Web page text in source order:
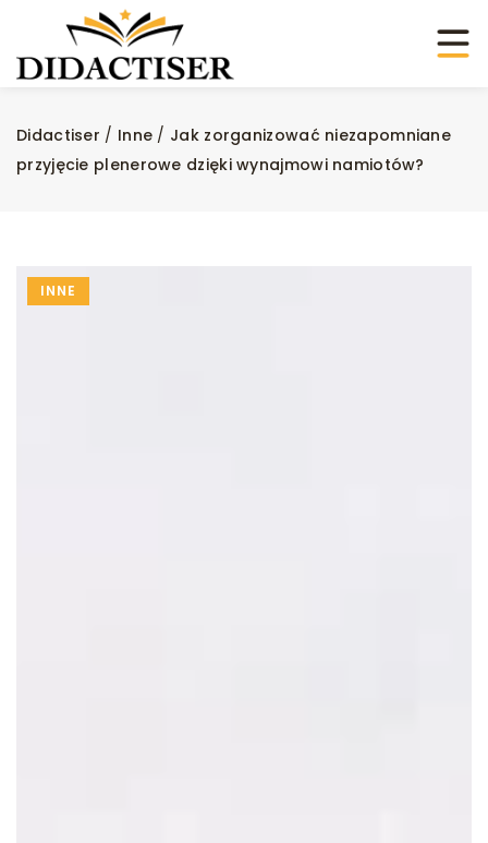
Didactiser / Inne / Jak zorganizować niezapomniane
przyjęcie plenerowe dzięki wynajmowi namiotów?
INNE